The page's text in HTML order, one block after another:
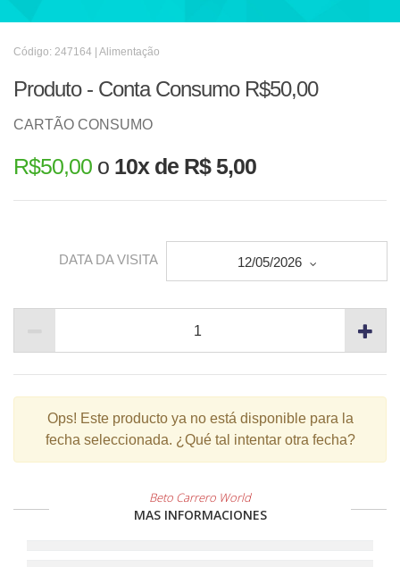
Código: 247164 | Alimentação
Produto - Conta Consumo R$50,00
CARTÃO CONSUMO
R$50,00 o 10x de R$ 5,00
DATA DA VISITA 12/05/2026
Ops! Este producto ya no está disponible para la
fecha seleccionada. ¿Qué tal intentar otra fecha?
Beto Carrero World
MAS INFORMACIONES